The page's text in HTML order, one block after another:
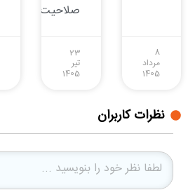
8
مرداد
1405
صلاحیت
23
تیر
1405
نظرات کاربران